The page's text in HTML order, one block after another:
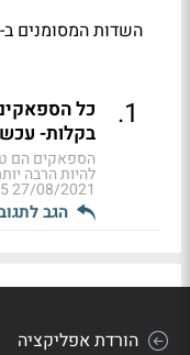
השדות המסומנים ב-
1
.
כל
בקלות-
הספאקים הם
להיות הרבה
27/08/2021 15:35
הגב
הורדת אפליקציה